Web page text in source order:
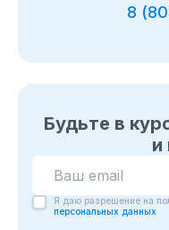
8
Будьте в
и
Я даю разрешение на
персональных данных